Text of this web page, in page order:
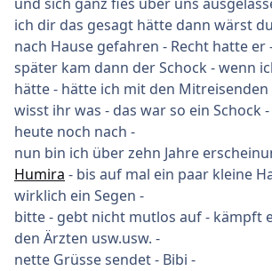
ich dir das gesagt hätte dann wärst
nach Hause gefahren - Recht hatte er
später kam dann der Schock - wenn
hätte - hätte ich mit den
wisst ihr was - das war so ein Schock
heute noch nach -
nun bin ich über zehn Jahre
Humira - bis auf mal ein paar kleine
wirklich ein Segen -
bitte - gebt nicht mutlos auf - kämpft
den Ärzten usw.usw. -
nette Grüsse sendet - Bibi -